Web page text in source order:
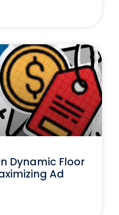
Dynamic Floor
Ad